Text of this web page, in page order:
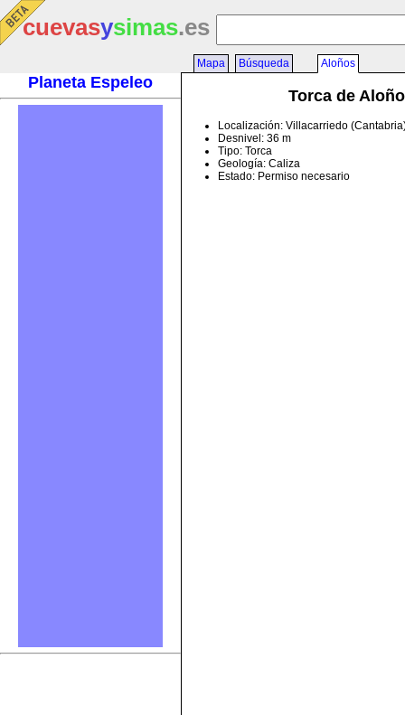
cuevasysimas.es
Planeta Espeleo
Mapa Búsqueda Aloños
Torca de
Localización: Villacarriedo
Desnivel: 36 m
Tipo: Torca
Geología: Caliza
Estado: Permiso necesario